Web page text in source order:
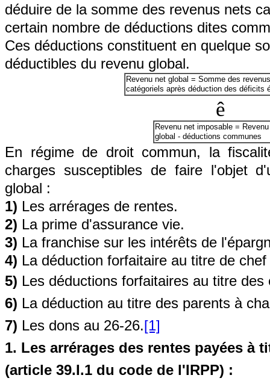
déduire de la somme des revenus nets
certain nombre de déductions dites
Ces déductions constituent en quelque
déductibles du revenu global.
Revenu net global = Somme des
catégoriels après déduction des déficits
ê
Revenu net imposable =
global - déductions communes
En régime de droit commun, la
charges susceptibles de faire l'objet
global :
1) Les arrérages de rentes.
2) La prime d'assurance vie.
3) La franchise sur les intérêts de
4) La déduction forfaitaire au titre de
5) Les déductions forfaitaires au titre
6) La déduction au titre des parents à
7) Les dons au 26-26.[1]
1. Les arrérages des rentes payées à
(article 39.I.1 du code de l'IRPP) :